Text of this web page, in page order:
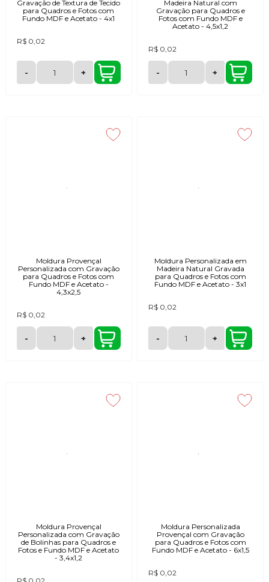
Gravação de Textura de Tecido
para Quadros e Fotos com
Fundo MDF e Acetato - 4x1
R$ 0,02
- +
Madeira Natural com
Gravação para Quadros e
Fotos com Fundo MDF e
Acetato - 4,5x1,2
R$ 0,02
- +
Moldura Provençal
Personalizada com Gravação
para Quadros e Fotos com
Fundo MDF e Acetato -
4,3x2,5
R$ 0,02
- +
Moldura Personalizada em
Madeira Natural Gravada
para Quadros e Fotos com
Fundo MDF e Acetato - 3x1
R$ 0,02
- +
Moldura Provençal
Personalizada com Gravação
de Bolinhas para Quadros e
Fotos e Fundo MDF e Acetato
- 3,4x1,2
Moldura Personalizada
Provençal com Gravação
para Quadros e Fotos com
Fundo MDF e Acetato - 6x1,5
R$ 0,02